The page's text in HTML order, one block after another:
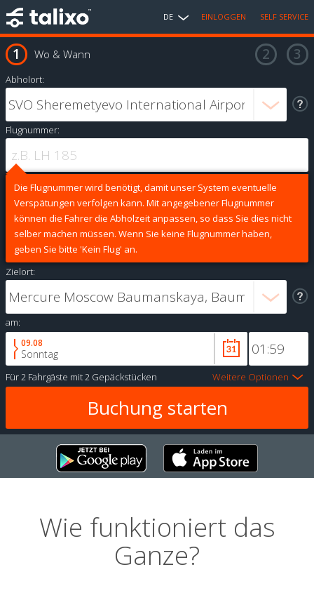
DE EINLOGGEN SELF SERVICE
Wo & Wann
Abholort:
Flugnummer:
Die Flugnummer wird benötigt, damit unser System eventuelle
Verspätungen verfolgen kann. Mit angegebener Flugnummer
können die Fahrer die Abholzeit anpassen, so dass Sie dies nicht
selber machen müssen. Wenn Sie keine Flugnummer haben,
geben Sie bitte 'Kein Flug' an.
Zielort:
am:
09.08
Sonntag
Für2 Fahrgäste mit2 Gepäckstücken Weitere Optionen
Wie funktioniert das
Ganze?